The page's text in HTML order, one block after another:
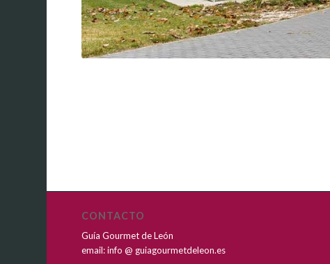
CONTACTO
Guía Gourmet de León
email: info @ guiagourmetdeleon.es